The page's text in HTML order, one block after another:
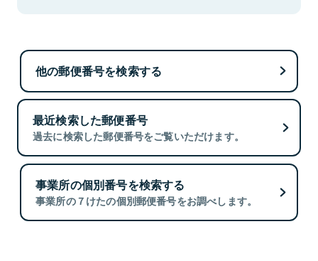
他の郵便番号を検索する
最近検索した郵便番号
過去に検索した郵便番号をご覧いただけます。
事業所の個別番号を検索する
事業所の７けたの個別郵便番号をお調べします。